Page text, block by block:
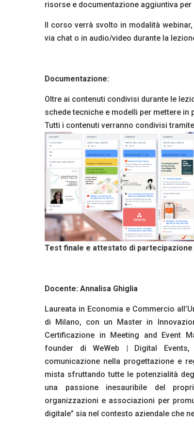
risorse e documentazione aggiuntiva
Il corso verrà svolto in modalità
via chat o in audio/video durante la
Documentazione:
Oltre ai contenuti condivisi durante le
schede tecniche e modelli per mettere
Tutti i contenuti verranno condivisi tramite
Test finale e attestato di partecipazione
Docente: Annalisa Ghiglia
Laureata in Economia e Commercio
di Milano, con un Master in
Certificazione in Meeting and Event
founder di WeWeb | Digital
comunicazione nella progettazione e
mista sfruttando tutte le potenzialità
una passione inesauribile del
organizzazioni e associazioni per
digitale” sia nel contesto aziendale che